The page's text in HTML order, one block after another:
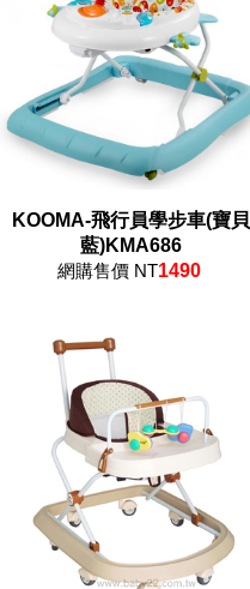
KOOMA-飛行員學步車(寶貝
藍)KMA686
網購售價 NT1490